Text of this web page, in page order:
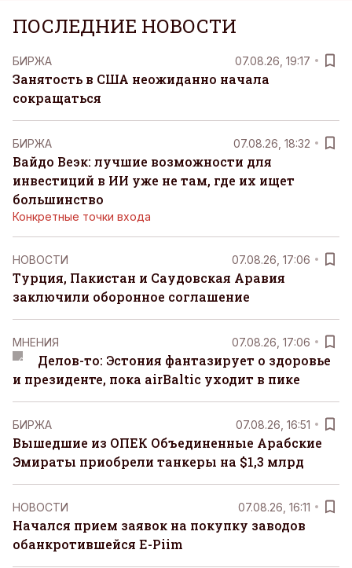
ПОСЛЕДНИЕ НОВОСТИ
БИРЖА 07.08.26, 19:17
Занятость в США неожиданно начала
сокращаться
БИРЖА 07.08.26, 18:32
Вайдо Веэк: лучшие возможности для
инвестиций в ИИ уже не там, где их ищет
большинство
Конкретные точки входа
НОВОСТИ 07.08.26, 17:06
Турция, Пакистан и Саудовская Аравия
заключили оборонное соглашение
MНЕНИЯ 07.08.26, 17:06
Делов-то: Эстония фантазирует о здоровье
и президенте, пока airBaltic уходит в пике
БИРЖА 07.08.26, 16:51
Вышедшие из ОПЕК Объединенные Арабские
Эмираты приобрели танкеры на $1,3 млрд
НОВОСТИ 07.08.26, 16:11
Начался прием заявок на покупку заводов
обанкротившейся E-Piim